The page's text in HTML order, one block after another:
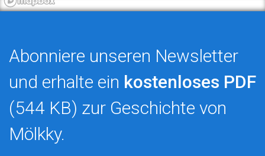
Abonniere unseren Newsletter
und erhalte ein kostenloses PDF
(544 KB) zur Geschichte von
Mölkky.